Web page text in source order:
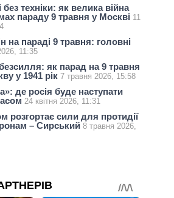
техніки: як велика війна
параду 9 травня у Москві 11
на параді 9 травня: головні
11:35
як парад на 9 травня
у 1941 рік 7 травня 2026, 15:58
де росія буде наступати
24 квітня 2026, 11:31
розгортає сили для протидії
– Сирський 8 травня 2026,